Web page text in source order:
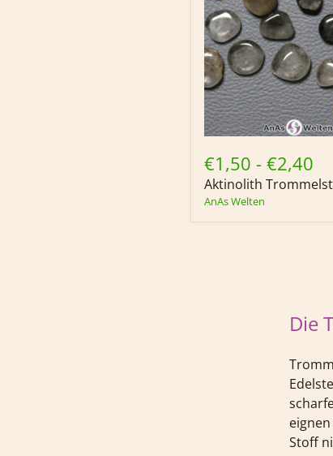
Trommelstein
€1,50 - €2,40
Aktinolith
AnAs Welten
Die
Stoff